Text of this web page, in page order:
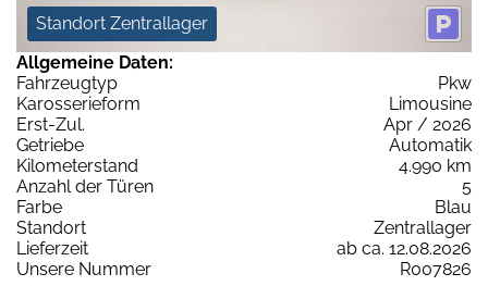
Standort Zentrallager
Allgemeine Daten:
Fahrzeugtyp
Pkw
Karosserieform
Limousine
Erst-Zul.
Apr / 2026
Getriebe
Automatik
Kilometerstand
4.990 km
Anzahl der Türen
5
Farbe
Blau
Standort
Zentrallager
Lieferzeit
ab ca. 12.08.2026
Unsere Nummer
R007826